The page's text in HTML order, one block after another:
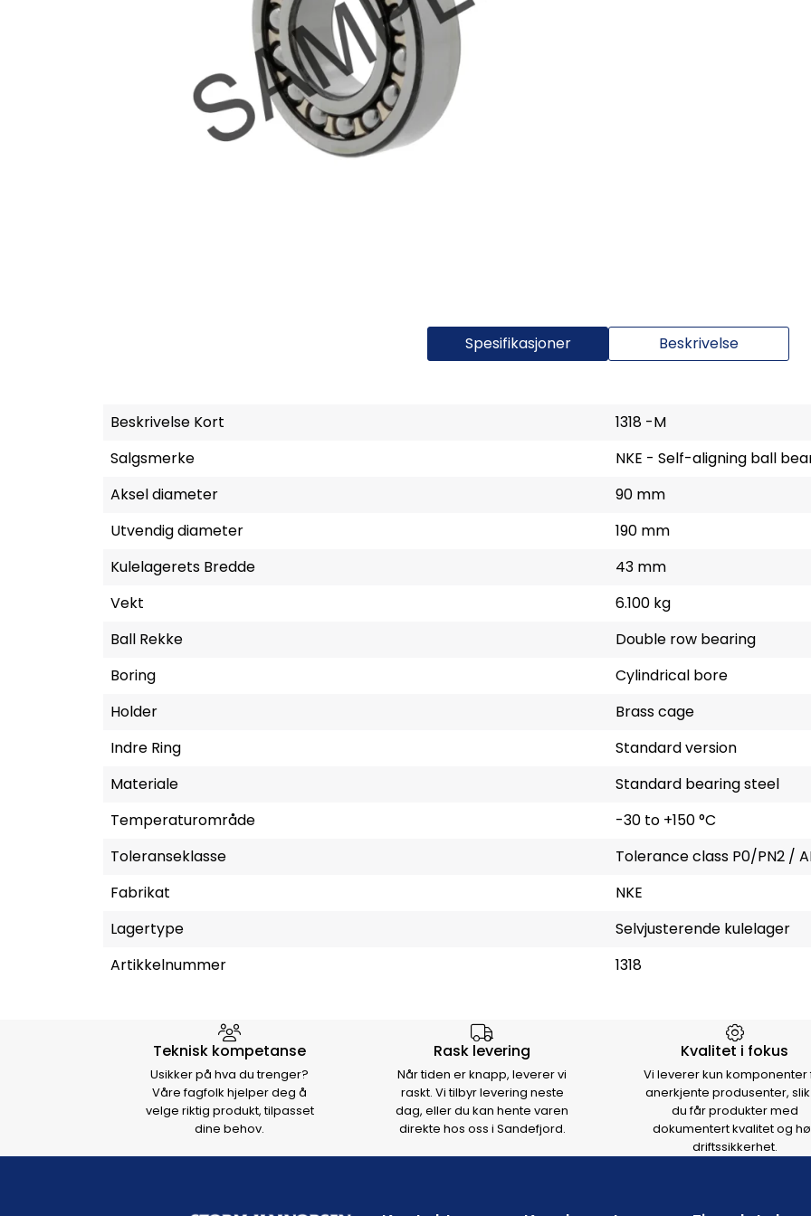
Spesifikasjoner Beskrivelse
Beskrivelse Kort
1318 -M
Salgsmerke
NKE - Self-aligning ball
Aksel diameter
90 mm
Utvendig diameter
190 mm
Kulelagerets Bredde
43 mm
Vekt
6.100 kg
Ball Rekke
Double row bearing
Boring
Cylindrical bore
Holder
Brass cage
Indre Ring
Standard version
Materiale
Standard bearing steel
Temperaturområde
-30 to +150 °C
Toleranseklasse
Tolerance class P0/PN2 /
Fabrikat
NKE
Lagertype
Selvjusterende kulelager
Artikkelnummer
1318
Hvorfor velge Storm Halvorsen
Teknisk kompetanse
Usikker på hva du trenger?
Våre fagfolk hjelper deg å
velge riktig produkt, tilpasset
dine behov.
Rask levering
Når tiden er knapp, leverer vi
raskt. Vi tilbyr levering neste
dag, eller du kan hente varen
direkte hos oss i Sandefjord.
Kvalitet i fokus
Vi leverer kun komponenter
anerkjente produsenter,
du får produkter med
dokumentert kvalitet og
driftssikkerhet.